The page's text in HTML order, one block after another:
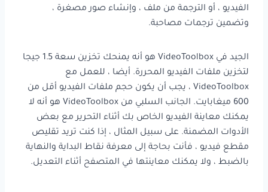
الفيديو ، أو الترجمة من ملف ، وإنشاء صور مصغرة ،
وتضمين ترجمات مصاحبة.
الجيد في VideoToolbox هو أنه يمنحك تخزين سعة 1.5 جيجا
لتخزين ملفات الفيديو المحررة. أيضا ، للعمل مع
VideoToolbox ، يجب أن يكون حجم ملفات الفيديو أقل من
600 ميغابايت. الجانب السلبي من VideoToolbox هو أنه لا
يمكنك معاينة الفيديو الخاص بك أثناء التحرير مع بعض
الأدوات المضمنة. على سبيل المثال ، إذا كنت تريد تقليص
مقطع فيديو ، فأنت بحاجة إلى معرفة نقاط البداية والنهاية
بالضبط ، ولا يمكنك معاينتها في المتصفح أثناء التعديل.